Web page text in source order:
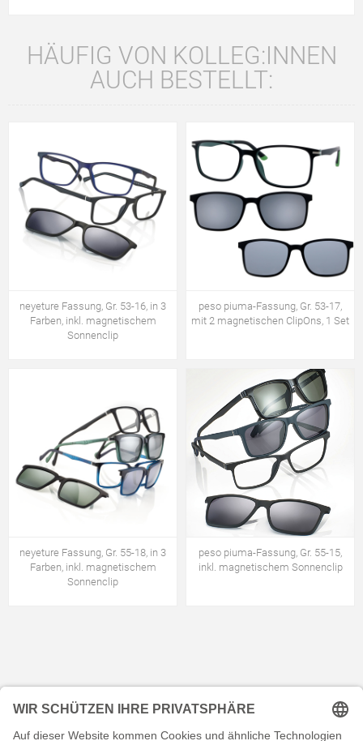
HÄUFIG VON KOLLEG:INNEN
AUCH BESTELLT:
neyeture Fassung, Gr. 53-16, in 3
Farben, inkl. magnetischem
Sonnenclip
peso piuma-Fassung, Gr. 53-17,
mit 2 magnetischen ClipOns, 1 Set
neyeture Fassung, Gr. 55-18, in 3
Farben, inkl. magnetischem
Sonnenclip
peso piuma-Fassung, Gr. 55-15,
inkl. magnetischem Sonnenclip